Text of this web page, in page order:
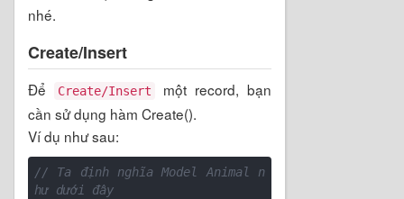
nhé.
Create/Insert
Để Create/Insert
một record, bạn
cần sử dụng hàm Create().
Ví dụ như sau:
// Ta định nghĩa Model Animal n
hư dưới đây